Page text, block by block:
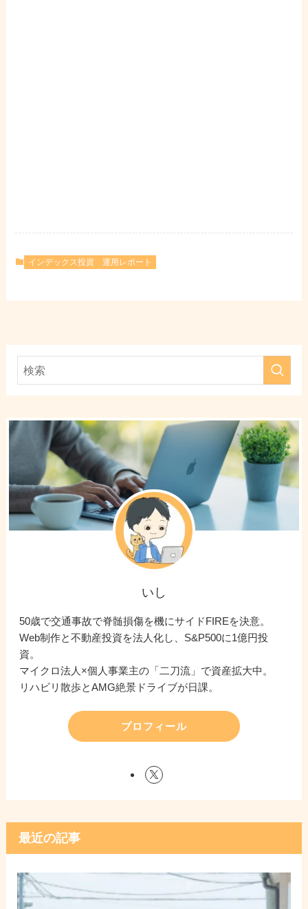
インデックス投資 運用レポート
いし
50歳で交通事故で脊髄損傷を機にサイドFIREを決意。
Web制作と不動産投資を法人化し、S&P500に1億円投
資。
マイクロ法人×個人事業主の「二刀流」で資産拡大中。
リハビリ散歩とAMG絶景ドライブが日課。
プロフィール
最近の記事